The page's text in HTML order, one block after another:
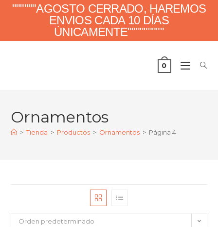
""""""AGOSTO CERRADO, HAREMOS
ENVIOS CADA 10 DÍAS
ÚNICAMENTE"""""""""
0
Ornamentos
> Tienda > Productos > Ornamentos > Página 4
Orden predeterminado